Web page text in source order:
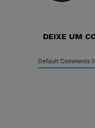
DEIXE UM
Default Comments